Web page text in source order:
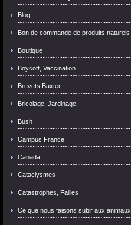
Blog
Bon de commande de produits naturels
Boutique
Boycott, Vaccination
Brevets Baxter
Bricolage, Jardinage
Bush
Campus France
Canada
Cataclysmes
Catastrophes, Failles
Ce que nous faisons subir aux animaux